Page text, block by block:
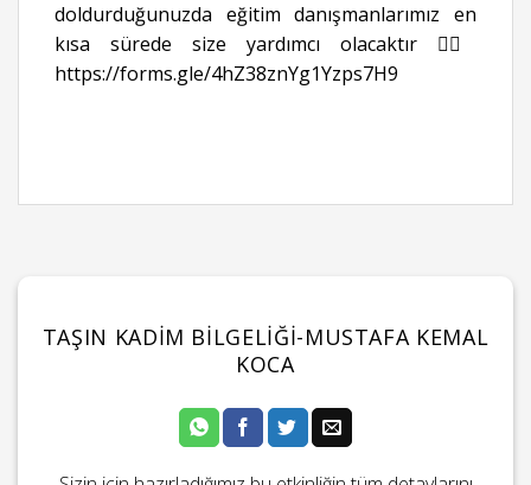
doldurduğunuzda eğitim danışmanlarımız en
kısa sürede size yardımcı olacaktır 👉🏻
https://forms.gle/4hZ38znYg1Yzps7H9
TAŞIN KADIM BILGELIĞI-MUSTAFA KEMAL
KOCA